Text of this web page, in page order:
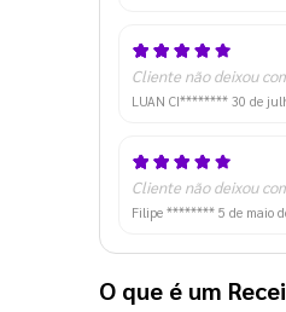
Cliente não deixou
LUAN CI******** 30 de
Cliente não deixou
Filipe ******** 5 de maio
O que é um